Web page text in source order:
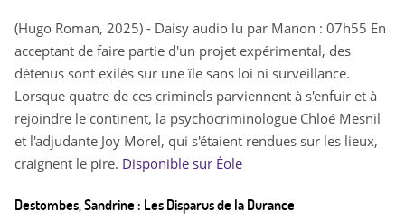
(Hugo Roman, 2025) - Daisy audio lu par Manon : 07h55 En
acceptant de faire partie d'un projet expérimental, des
détenus sont exilés sur une île sans loi ni surveillance.
Lorsque quatre de ces criminels parviennent à s'enfuir et à
rejoindre le continent, la psychocriminologue Chloé Mesnil
et l'adjudante Joy Morel, qui s'étaient rendues sur les lieux,
craignent le pire. Disponible sur Éole
Destombes, Sandrine : Les Disparus de la Durance